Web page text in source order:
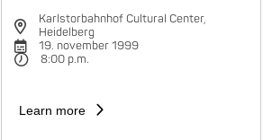
Karlstorbahnhof Cultural Center,
Heidelberg
19. november 1999
8:00 p.m.
Learn more